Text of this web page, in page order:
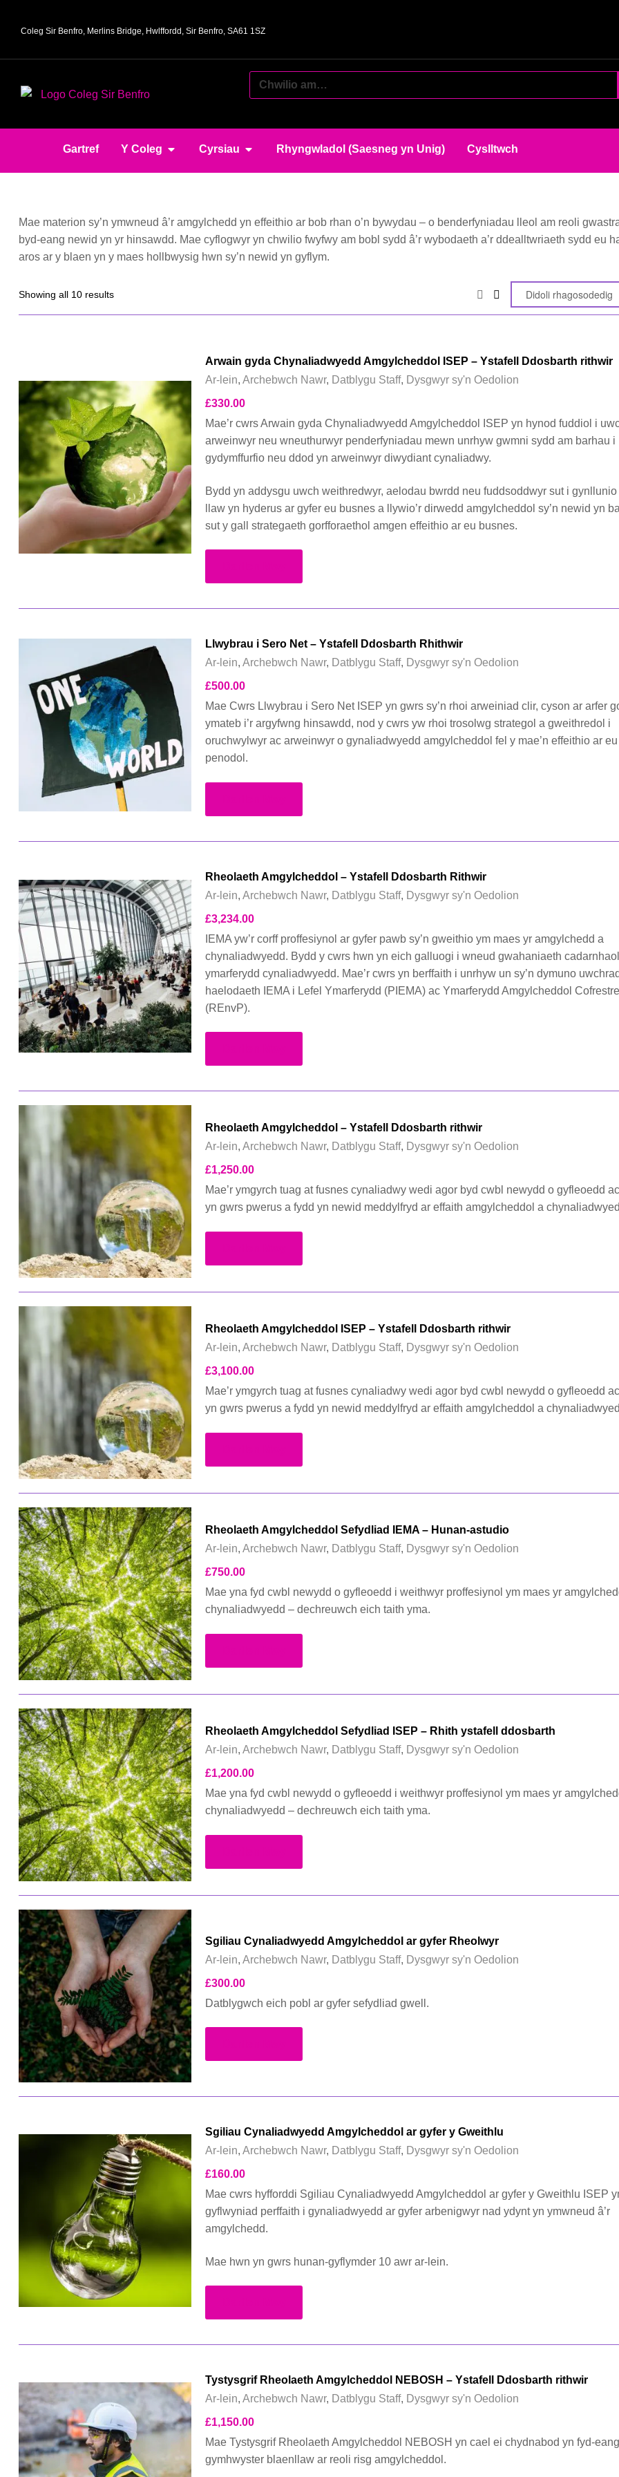
Coleg Sir Benfro, Merlins Bridge, Hwlffordd, Sir Benfro, SA61 1SZ
Gartref Y Coleg Cyrsiau Rhyngwladol (Saesneg yn Unig) Cyslltwch
Mae materion sy’n ymwneud â’r amgylchedd yn effeithio ar bob rhan o’n bywydau – o benderfyniadau lleol am reoli
byd-eang newid yn yr hinsawdd. Mae cyflogwyr yn chwilio fwyfwy am bobl sydd â’r wybodaeth a’r ddealltwriaeth sydd eu
aros ar y blaen yn y maes hollbwysig hwn sy’n newid yn gyflym.
Showing all 10 results
Arwain gyda Chynaliadwyedd Amgylcheddol ISEP – Ystafell Ddosbarth rithwir
Ar-lein, Archebwch Nawr, Datblygu Staff, Dysgwyr sy'n Oedolion
£330.00
Mae’r cwrs Arwain gyda Chynaliadwyedd Amgylcheddol ISEP yn hynod fuddiol i
arweinwyr neu wneuthurwyr penderfyniadau mewn unrhyw gwmni sydd am barhau i
gydymffurfio neu ddod yn arweinwyr diwydiant cynaliadwy.
Bydd yn addysgu uwch weithredwyr, aelodau bwrdd neu fuddsoddwyr sut i
llaw yn hyderus ar gyfer eu busnes a llywio’r dirwedd amgylcheddol sy’n newid yn
sut y gall strategaeth gorfforaethol amgen effeithio ar eu busnes.
Llwybrau i Sero Net – Ystafell Ddosbarth Rhithwir
Ar-lein, Archebwch Nawr, Datblygu Staff, Dysgwyr sy'n Oedolion
£500.00
Mae Cwrs Llwybrau i Sero Net ISEP yn gwrs sy’n rhoi arweiniad clir, cyson ar arfer
ymateb i’r argyfwng hinsawdd, nod y cwrs yw rhoi trosolwg strategol a gweithredol i
oruchwylwyr ac arweinwyr o gynaliadwyedd amgylcheddol fel y mae’n effeithio ar
penodol.
Rheolaeth Amgylcheddol – Ystafell Ddosbarth Rithwir
Ar-lein, Archebwch Nawr, Datblygu Staff, Dysgwyr sy'n Oedolion
£3,234.00
IEMA yw’r corff proffesiynol ar gyfer pawb sy’n gweithio ym maes yr amgylchedd a
chynaliadwyedd. Bydd y cwrs hwn yn eich galluogi i wneud gwahaniaeth cadarnhaol
ymarferydd cynaliadwyedd. Mae’r cwrs yn berffaith i unrhyw un sy’n dymuno
haelodaeth IEMA i Lefel Ymarferydd (PIEMA) ac Ymarferydd Amgylcheddol
(REnvP).
Rheolaeth Amgylcheddol – Ystafell Ddosbarth rithwir
Ar-lein, Archebwch Nawr, Datblygu Staff, Dysgwyr sy'n Oedolion
£1,250.00
Mae’r ymgyrch tuag at fusnes cynaliadwy wedi agor byd cwbl newydd o gyfleoedd
yn gwrs pwerus a fydd yn newid meddylfryd ar effaith amgylcheddol a
Rheolaeth Amgylcheddol ISEP – Ystafell Ddosbarth rithwir
Ar-lein, Archebwch Nawr, Datblygu Staff, Dysgwyr sy'n Oedolion
£3,100.00
Mae’r ymgyrch tuag at fusnes cynaliadwy wedi agor byd cwbl newydd o gyfleoedd
yn gwrs pwerus a fydd yn newid meddylfryd ar effaith amgylcheddol a
Rheolaeth Amgylcheddol Sefydliad IEMA – Hunan-astudio
Ar-lein, Archebwch Nawr, Datblygu Staff, Dysgwyr sy'n Oedolion
£750.00
Mae yna fyd cwbl newydd o gyfleoedd i weithwyr proffesiynol ym maes yr
chynaliadwyedd – dechreuwch eich taith yma.
Rheolaeth Amgylcheddol Sefydliad ISEP – Rhith ystafell ddosbarth
Ar-lein, Archebwch Nawr, Datblygu Staff, Dysgwyr sy'n Oedolion
£1,200.00
Mae yna fyd cwbl newydd o gyfleoedd i weithwyr proffesiynol ym maes yr
chynaliadwyedd – dechreuwch eich taith yma.
Sgiliau Cynaliadwyedd Amgylcheddol ar gyfer Rheolwyr
Ar-lein, Archebwch Nawr, Datblygu Staff, Dysgwyr sy'n Oedolion
£300.00
Datblygwch eich pobl ar gyfer sefydliad gwell.
Sgiliau Cynaliadwyedd Amgylcheddol ar gyfer y Gweithlu
Ar-lein, Archebwch Nawr, Datblygu Staff, Dysgwyr sy'n Oedolion
£160.00
Mae cwrs hyfforddi Sgiliau Cynaliadwyedd Amgylcheddol ar gyfer y Gweithlu ISEP
gyflwyniad perffaith i gynaliadwyedd ar gyfer arbenigwyr nad ydynt yn ymwneud â’r
amgylchedd.
Mae hwn yn gwrs hunan-gyflymder 10 awr ar-lein.
Tystysgrif Rheolaeth Amgylcheddol NEBOSH – Ystafell Ddosbarth rithwir
Ar-lein, Archebwch Nawr, Datblygu Staff, Dysgwyr sy'n Oedolion
£1,150.00
Mae Tystysgrif Rheolaeth Amgylcheddol NEBOSH yn cael ei chydnabod yn fyd-
gymhwyster blaenllaw ar reoli risg amgylcheddol.